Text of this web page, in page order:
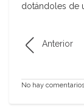
dotándoles de
Anterior
No hay comentarios